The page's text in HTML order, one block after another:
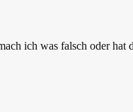
ich was falsch oder